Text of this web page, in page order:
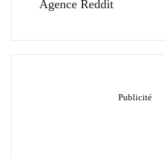
Agence Reddit